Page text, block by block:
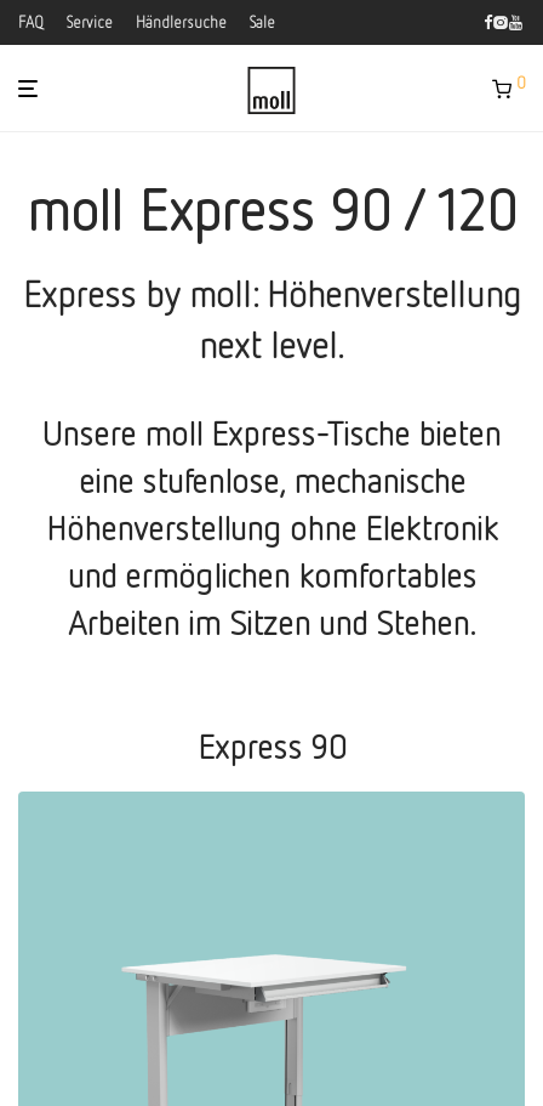
FAQ Service Händlersuche Sale
0
moll Express 90 / 120
Express by moll: Höhenverstellung
next level.
Unsere moll Express-Tische bieten
eine stufenlose, mechanische
Höhenverstellung ohne Elektronik
und ermöglichen komfortables
Arbeiten im Sitzen und Stehen.
Express 90